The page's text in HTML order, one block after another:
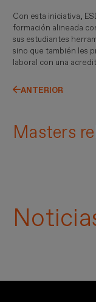
Con esta iniciativa,
formación alineada
sus estudiantes
sino que también les
laboral con una
ANTERIOR
Masters